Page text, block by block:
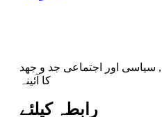
سیاسی اور اجتماعی جد و جهد
کا آئینہ